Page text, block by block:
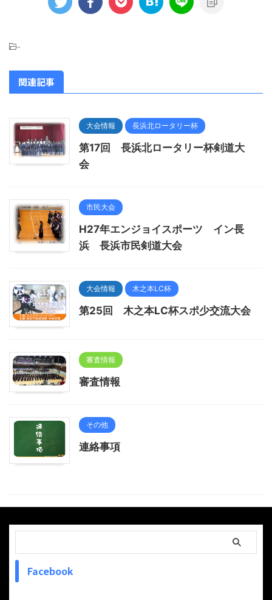
-
関連記事
大会情報 長浜北ロータリー杯
第17回 長浜北ロータリー杯剣道大
会
市民大会
H27年エンジョイスポーツ イン長
浜 長浜市民剣道大会
大会情報 木之本LC杯
第25回 木之本LC杯スポ少交流大会
審査情報
審査情報
その他
連絡事項
Facebook